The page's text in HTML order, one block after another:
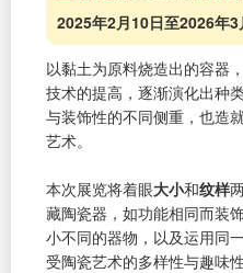
2025年2月10日至2026年
以黏土为原料烧造出的容器
技术的提高，逐渐演化出种
与装饰性的不同侧重，也造
艺术。
本次展览将着眼大小和纹样
藏陶瓷器，如功能相同而装
小不同的器物，以及运用同
受陶瓷艺术的多样性与趣味性